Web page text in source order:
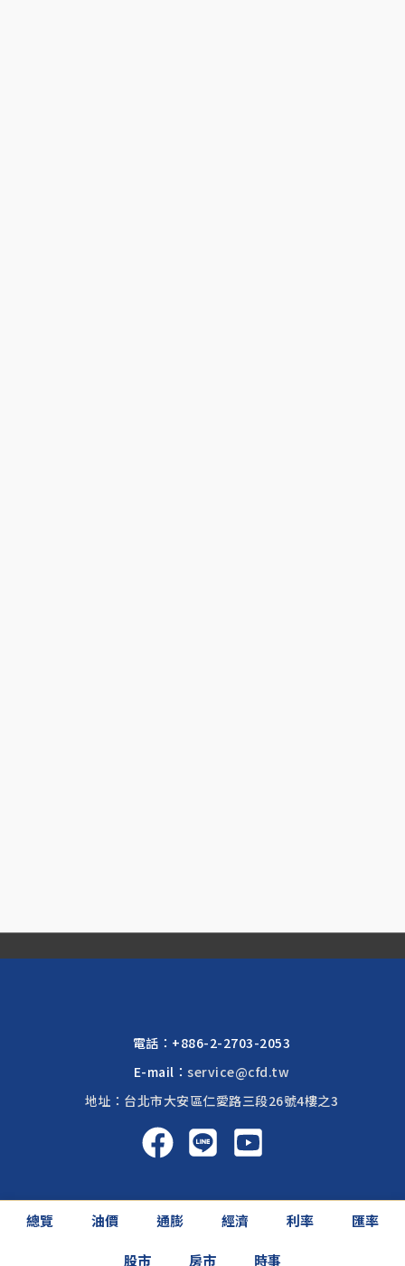
總覽 油價 通膨 經濟 利率 匯率
股市 房市 時事
電話： +886-2-2703-2053
E-mail：service@cfd.tw
地址：台北市大安區仁愛路三段26號4樓之3
啟富達國際 2026 © All rights reserved.
網頁設計公司
: 振作國際